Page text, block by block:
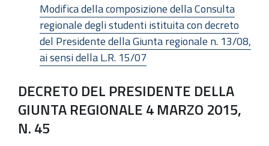
Modifica della composizione della Consulta
regionale degli studenti istituita con decreto
del Presidente della Giunta regionale n. 13/08,
ai sensi della L.R. 15/07
DECRETO DEL PRESIDENTE DELLA
GIUNTA REGIONALE 4 MARZO 2015,
N. 45